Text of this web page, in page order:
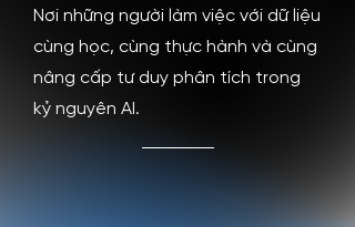
Nơi những người làm việc với dữ liệu
cùng học, cùng thực hành và cùng
nâng cấp tư duy phân tích trong
kỷ nguyên AI.